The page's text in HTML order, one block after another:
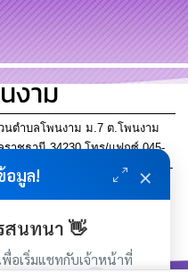
อมูล! ×
สนทนา 👋
อเริ่มแชทกับเจ้าหน้าที่
งาม
นตำบลโพนงาม ม.7 ต.โพนงาม
าชธานี 34230.โทร/แฟกซ์ 045-
ะจำตัวผู้เสียภาษี 0-9940-00348-26-
เอง พอเพียง เป็นสุข